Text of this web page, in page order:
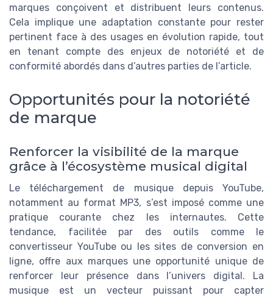
marques conçoivent et distribuent leurs contenus.
Cela implique une adaptation constante pour rester
pertinent face à des usages en évolution rapide, tout
en tenant compte des enjeux de notoriété et de
conformité abordés dans d’autres parties de l’article.
Opportunités pour la notoriété
de marque
Renforcer la visibilité de la marque
grâce à l’écosystème musical digital
Le téléchargement de musique depuis YouTube,
notamment au format MP3, s’est imposé comme une
pratique courante chez les internautes. Cette
tendance, facilitée par des outils comme le
convertisseur YouTube ou les sites de conversion en
ligne, offre aux marques une opportunité unique de
renforcer leur présence dans l’univers digital. La
musique est un vecteur puissant pour capter